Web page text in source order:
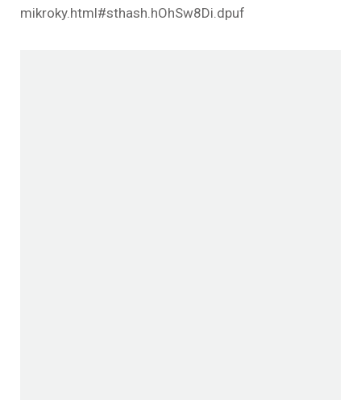
mikroky.html#sthash.hOhSw8Di.dpuf